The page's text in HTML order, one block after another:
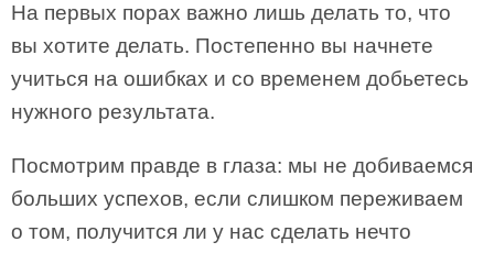
На первых порах важно лишь делать то, что
вы хотите делать. Постепенно вы начнете
учиться на ошибках и со временем добьетесь
нужного результата.
Посмотрим правде в глаза: мы не добиваемся
больших успехов, если слишком переживаем
о том, получится ли у нас сделать нечто